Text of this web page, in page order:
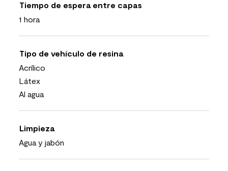
Tiempo de espera entre capas
1 hora
Tipo de vehículo de resina
Acrílico
Látex
Al agua
Limpieza
Agua y jabón